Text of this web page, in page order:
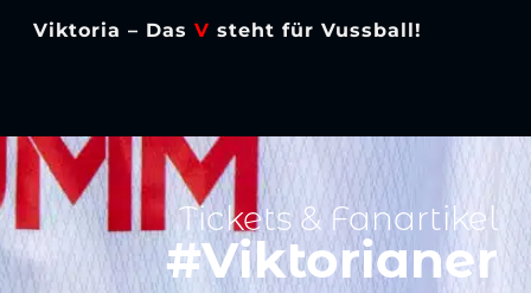
Viktoria – Das V steht für Vussball!
Tickets & Fanartikel
#Viktorianer